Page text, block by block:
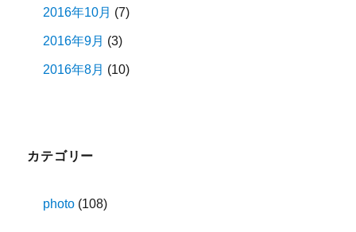
2016年10月 (7)
2016年9月 (3)
2016年8月 (10)
カテゴリー
photo (108)